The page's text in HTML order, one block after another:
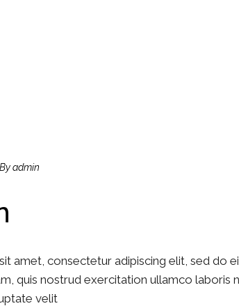
Byadmin
amet, consectetur adipiscing elit, sed do
quis nostrud exercitation ullamco
velit